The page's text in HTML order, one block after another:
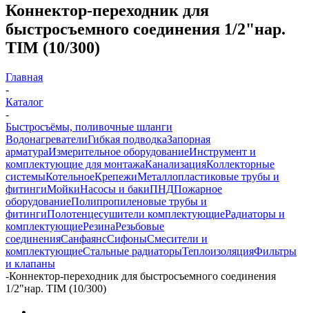
Коннектор-переходник для
быстросъемного соединения 1/2"нар.
TIM (10/300)
Главная
-
Каталог
-
Быстросъёмы, поливочные шланги
ВодонагревателиГибкая подводкаЗапорная
арматураИзмерительное оборудованиеИнструмент и
комплектующие для монтажаКанализацияКоллекторные
системыКотельноеКрепежиМеталлопластиковые трубы и
фитингиМойкиНасосы и бакиПНДПожарное
оборудованиеПолипропиленовые трубы и
фитингиПолотенцесушители комплектующиеРадиаторы и
комплектующиеРезинаРезьбовые
соединенияСанфаянсСифоныСмесители и
комплектующиеСтальные радиаторыТеплоизоляцияФильтры
и клапаны
-Коннектор-переходник для быстросъемного соединения
1/2"нар. TIM (10/300)